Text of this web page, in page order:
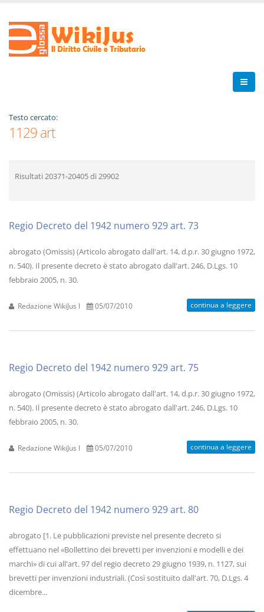
Testo cercato:
1129 art
Risultati 20371-20405di 29902
Regio Decreto del 1942 numero 929 art. 73
abrogato (Omissis) (Articolo abrogato dall'art. 14, d.p.r. 30 giugno 1972,
n. 540). Il presente decreto è stato abrogato dall'art. 246, D.Lgs. 10
febbraio 2005, n. 30.
Redazione WikiJus I 05/07/2010 continua a leggere
Regio Decreto del 1942 numero 929 art. 75
abrogato (Omissis) (Articolo abrogato dall'art. 14, d.p.r. 30 giugno 1972,
n. 540). Il presente decreto è stato abrogato dall'art. 246, D.Lgs. 10
febbraio 2005, n. 30.
Redazione WikiJus I 05/07/2010 continua a leggere
Regio Decreto del 1942 numero 929 art. 80
abrogato [1. Le pubblicazioni previste nel presente decreto si
effettuano nel «Bollettino dei brevetti per invenzioni e modelli e dei
marchi» di cui all'art. 97 del regio decreto 29 giugno 1939, n. 1127, sui
brevetti per invenzioni industriali. (Così sostituito dall'art. 70, D.Lgs. 4
dicembre...